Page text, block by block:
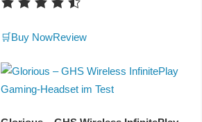
🛒Buy NowReview